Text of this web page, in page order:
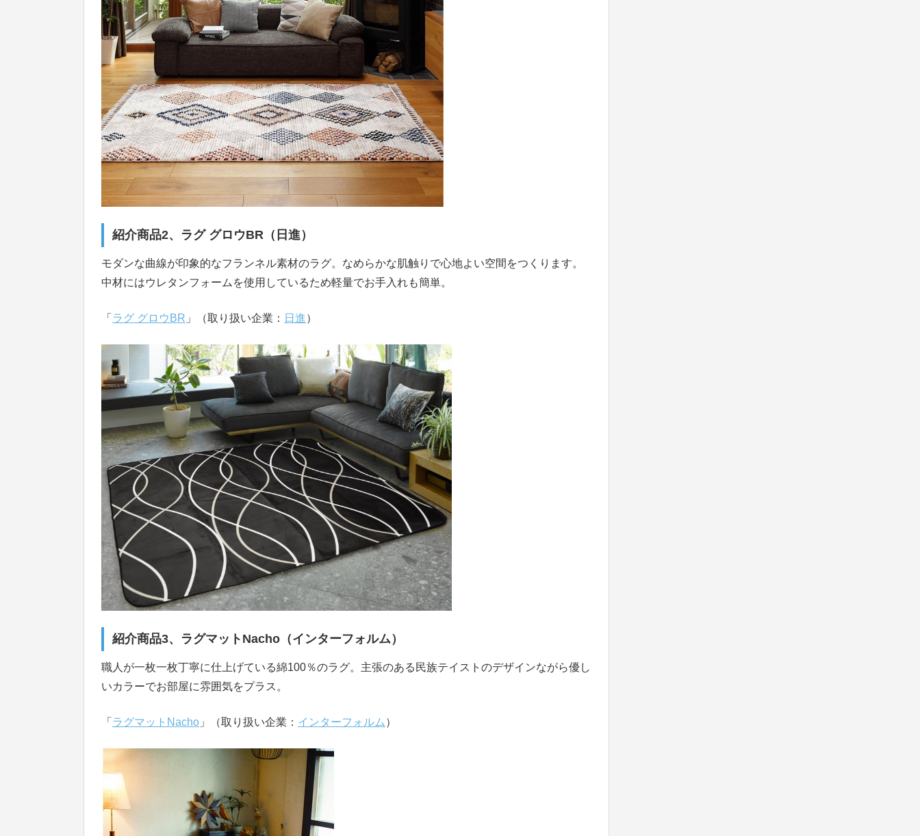
紹介商品2、ラグ グロウBR （日進）
モダンな曲線が印象的なフランネル素材のラグ。なめらかな肌触りで心地よい空間をつくります。
中材にはウレタンフォームを使用しているため軽量でお手入れも簡単。
「 ラグ グロウBR 」（取り扱い企業： 日進）
紹介商品3、ラグマットNacho（インターフォルム）
職人が一枚一枚丁寧に仕上げている綿100％のラグ。主張のある民族テイストのデザインながら優し
いカラーでお部屋に雰囲気をプラス。
「 ラグマットNacho 」（取り扱い企業： インターフォルム ）